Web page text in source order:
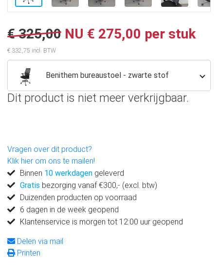
€ 325,00 NU € 275,00 per stuk
€ 332,75 incl. BTW
Benithem bureaustoel - zwarte stof
Dit product is niet meer verkrijgbaar.
Vragen over dit product?
Klik hier om ons te mailen!
Binnen 10 werkdagen geleverd
Gratis bezorging vanaf €300,- (excl. btw)
Duizenden producten op voorraad
6 dagen in de week geopend
Klantenservice is morgen tot 12:00 uur geopend
Delen via mail
Printen